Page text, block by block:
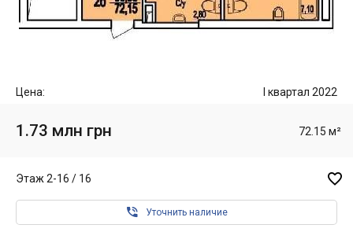
Цена: I квартал 2022
1.73 млн грн 72.15 м²
Этаж 2-16 / 16 
 Уточнить наличие